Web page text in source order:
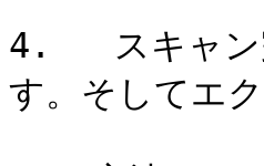
4.   スキャン
す。そしてエ